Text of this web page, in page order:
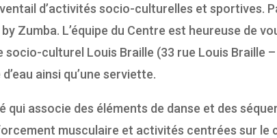
d’activités socio-culturelles et sportives.
Zumba. L’équipe du Centre est heureuse de
socio-culturel Louis Braille (33 rue Louis Braille
ainsi qu’une serviette.
qui associe des éléments de danse et des
musculaire et activités centrées sur le